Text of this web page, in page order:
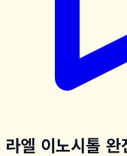
라엘 이노시톨